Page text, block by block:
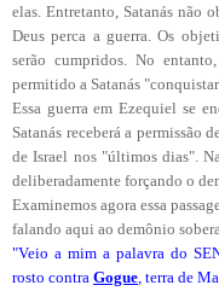
elas. Entretanto, Satanás não
Deus perca a guerra. Os
serão cumpridos. No
permitido a Satanás
Essa guerra em Ezequiel se
Satanás receberá a permissão
de Israel nos "últimos dias".
deliberadamente forçando o
Examinemos agora essa
falando aqui ao demônio
"Veio a mim a palavra do
rosto contra Gogue, terra de